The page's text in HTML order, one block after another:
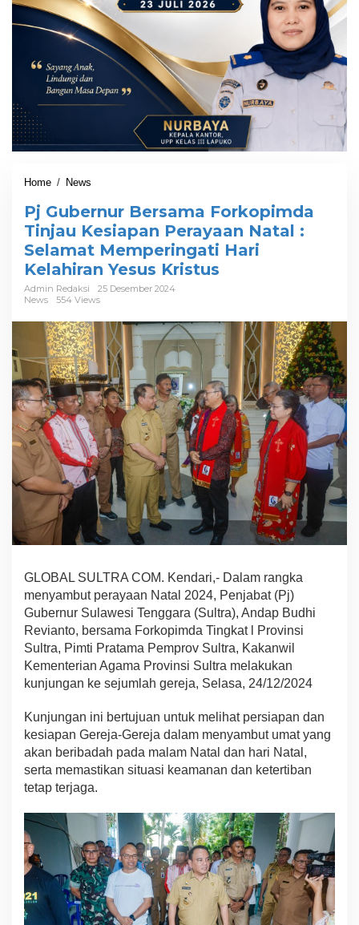
Home / News
G
u
b
e
r
u
B
e
r
a
m
a
F
o
r
k
o
p
m
d
T
n
j
a
u
e
s
a
p
a
n
P
e
a
a
a
n
N
a
t
Pj Gubernur Bersama Forkopimda
Tinjau Kesiapan Perayaan Natal :
Selamat Memperingati Hari
Kelahiran Yesus Kristus
Admin Redaksi
25 Desember 2024
News
554 Views
GLOBAL SULTRA COM. Kendari,- Dalam rangka
menyambut perayaan Natal 2024, Penjabat (Pj)
Gubernur Sulawesi Tenggara (Sultra), Andap Budhi
Revianto, bersama Forkopimda Tingkat l Provinsi
Sultra, Pimti Pratama Pemprov Sultra, Kakanwil
Kementerian Agama Provinsi Sultra melakukan
kunjungan ke sejumlah gereja, Selasa, 24/12/2024
Kunjungan ini bertujuan untuk melihat persiapan dan
kesiapan Gereja-Gereja dalam menyambut umat yang
akan beribadah pada malam Natal dan hari Natal,
serta memastikan situasi keamanan dan ketertiban
tetap terjaga.